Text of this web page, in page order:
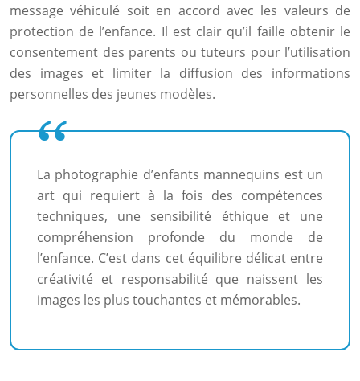
message véhiculé soit en accord avec les valeurs de
protection de l’enfance. Il est clair qu’il faille obtenir le
consentement des parents ou tuteurs pour l’utilisation
des images et limiter la diffusion des informations
personnelles des jeunes modèles.
La photographie d’enfants mannequins est un
art qui requiert à la fois des compétences
techniques, une sensibilité éthique et une
compréhension profonde du monde de
l’enfance. C’est dans cet équilibre délicat entre
créativité et responsabilité que naissent les
images les plus touchantes et mémorables.